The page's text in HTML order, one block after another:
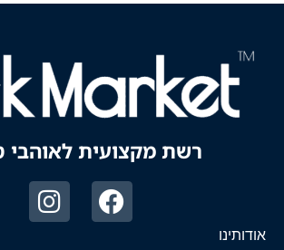
רשת מקצועית לאוהבי
אודותינו